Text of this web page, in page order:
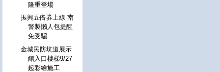
隆重登場
振興五倍券上線 南
警製懶人包提醒
免受騙
金城民防坑道展示
館入口樓梯9/27
起彩繪施工